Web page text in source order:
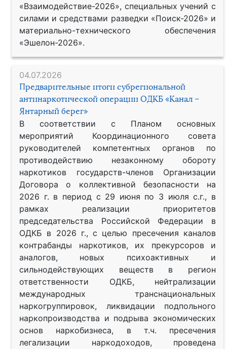
«Взаимодействие-2026», специальных учений с
силами и средствами разведки «Поиск-2026» и
материально-технического обеспечения
«Эшелон-2026».
04.07.2026
Предварительные итоги субрегиональной
антинаркотической операции ОДКБ «Канал –
Янтарный берег»
В соответствии с Планом основных
мероприятий Координационного совета
руководителей компетентных органов по
противодействию незаконному обороту
наркотиков государств-членов Организации
Договора о коллективной безопасности на
2026 г. в период с 29 июня по 3 июля с.г., в
рамках реализации приоритетов
председательства Российской Федерации в
ОДКБ в 2026 г., с целью пресечения каналов
контрабанды наркотиков, их прекурсоров и
аналогов, новых психоактивных и
сильнодействующих веществ в регион
ответственности ОДКБ, нейтрализации
международных транснациональных
наркогруппировок, ликвидации подпольного
наркопроизводства и подрыва экономических
основ наркобизнеса, в т.ч. пресечения
легализации наркодоходов, проведена